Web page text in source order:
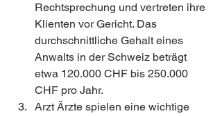
Rechtsprechung und vertreten ihre
Klienten vor Gericht. Das
durchschnittliche Gehalt eines
Anwalts in der Schweiz beträgt
etwa 120.000 CHF bis 250.000
CHF pro Jahr.
Arzt Ärzte spielen eine wichtige